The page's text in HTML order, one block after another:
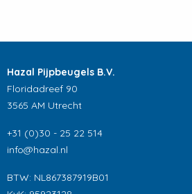
Hazal Pijpbeugels B.V.
Floridadreef 90
3565 AM Utrecht
+31 (0)30 - 25 22 514
info@hazal.nl
BTW: NL867387919B01